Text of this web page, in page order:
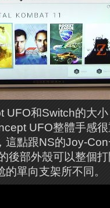
UFO和Switch的大
UFO整體手感
這點跟NS的Joy-
後部外殼可以整個
單向支架所不同。